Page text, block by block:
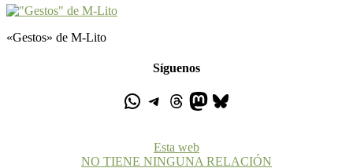
«Gestos» de M-Lito
Síguenos
Esta web
NO TIENE NINGUNA RELACIÓN